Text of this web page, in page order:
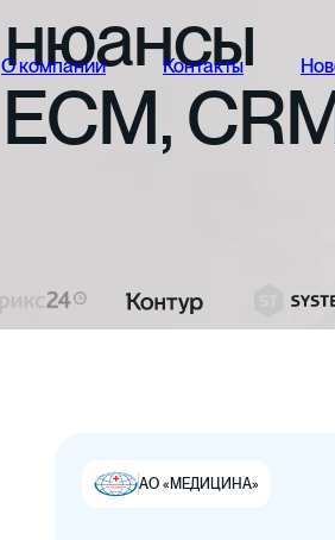
О компании Контакты
нюансы
ECM,
АО «МЕДИЦИНА»